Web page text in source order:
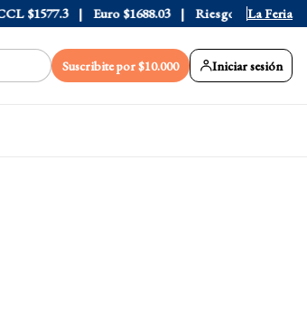
$1577.3 Euro $1688.03 Riesgo País 408
La Feria
Suscribite por $10.000 Iniciar sesión